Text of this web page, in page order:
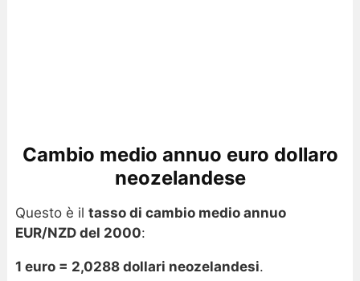
Cambio medio annuo euro dollaro
neozelandese
Questo è il tasso di cambio medio annuo
EUR/NZD del 2000:
1 euro = 2,0288 dollari neozelandesi.